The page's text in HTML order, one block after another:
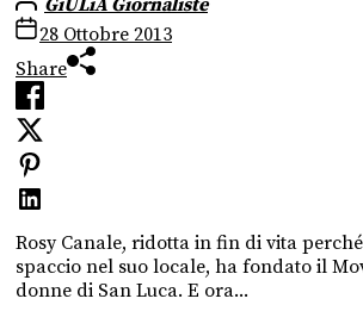
GiULiA Giornaliste
28 Ottobre 2013
Share
Rosy Canale, ridotta in fin di vita
spaccio nel suo locale, ha fondato il
donne di San Luca. E ora...